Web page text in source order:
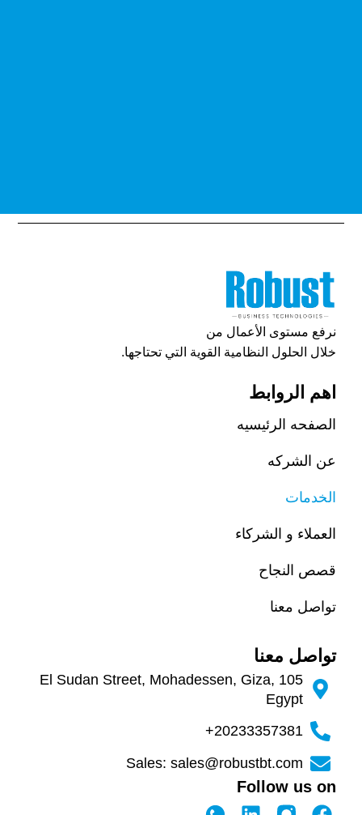
نرفع مستوى الأعمال من
خلال الحلول النظامية القوية التي تحتاجها.
اهم الروابط
الصفحه الرئيسيه
عن الشركه
الخدمات
العملاء و الشركاء
قصص النجاح
تواصل معنا
تواصل معنا
105 El Sudan Street, Mohadessen, Giza,
Egypt
20233357381+
Sales: sales@robustbt.com
Follow us on
F
L